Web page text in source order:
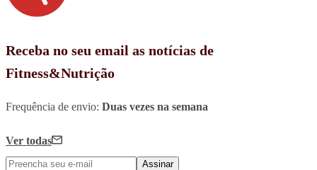
Receba no seu email as notícias de
Fitness&Nutrição
Frequência de envio: Duas vezes na semana
Ver todas
Assinar